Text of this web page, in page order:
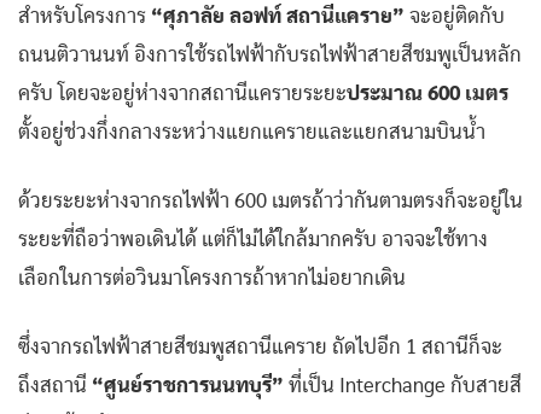
สำหรับโครงการ “ศุภาลัย ลอฟท์ สถานีแคราย” จะอยู่ติดกับ
ถนนติวานนท์ อิงการใช้รถไฟฟ้ากับรถไฟฟ้าสายสีชมพูเป็นหลัก
ครับ โดยจะอยู่ห่างจากสถานีแครายระยะประมาณ 600 เมตร
ตั้งอยู่ช่วงกึ่งกลางระหว่างแยกแครายและแยกสนามบินน้ำ
ด้วยระยะห่างจากรถไฟฟ้า 600 เมตรถ้าว่ากันตามตรงก็จะอยู่ใน
ระยะที่ถือว่าพอเดินได้ แต่ก็ไม่ได้ใกล้มากครับ อาจจะใช้ทาง
เลือกในการต่อวินมาโครงการถ้าหากไม่อยากเดิน
ซึ่งจากรถไฟฟ้าสายสีชมพูสถานีแคราย ถัดไปอีก 1 สถานีก็จะ
ถึงสถานี “ศูนย์ราชการนนทบุรี” ที่เป็น Interchange กับสายสี